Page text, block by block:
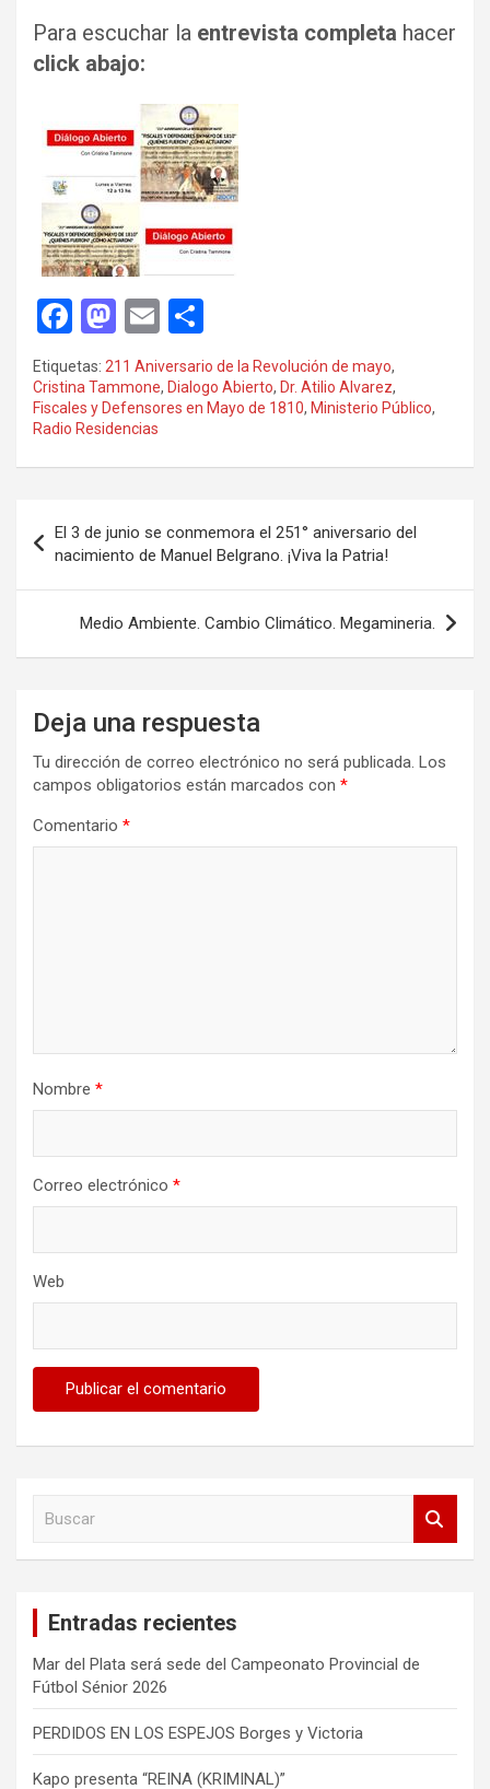
Para escuchar la entrevista completa hacer
click abajo:
F
a
ce
b
o
k
M
a
st
o
d
n
E
ail m
p
ar
Etiquetas: 211 Aniversario de la Revolución de mayo,
Cristina Tammone, Dialogo Abierto, Dr. Atilio Alvarez,
Fiscales y Defensores en Mayo de 1810, Ministerio Público,
Radio Residencias
de
entradas
El 3 de junio se conmemora el 251° aniversario del
nacimiento de Manuel Belgrano. ¡Viva la Patria!
Medio Ambiente. Cambio Climático. Megamineria.
Deja una respuesta
Tu dirección de correo electrónico no será publicada. Los
campos obligatorios están marcados con *
Comentario *
Nombre *
Correo electrónico *
Web
Entradas recientes
Mar del Plata será sede del Campeonato Provincial de
Fútbol Sénior 2026
PERDIDOS EN LOS ESPEJOS Borges y Victoria
Kapo presenta “REINA (KRIMINAL)”